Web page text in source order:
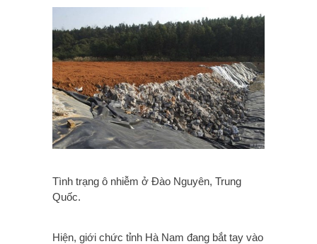
Tình trạng ô nhiễm ở Đào Nguyên, Trung
Quốc.
Hiện, giới chức tỉnh Hà Nam đang bắt tay vào